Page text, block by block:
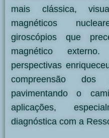
mais clássica,
magnéticos
giroscópios que
magnético
perspectivas
compreensão
pavimentando o
aplicações,
diagnóstica com a